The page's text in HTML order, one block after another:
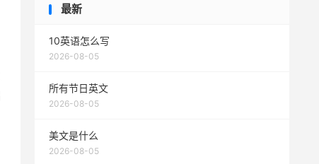
最新
10英语怎么写
2026-08-05
所有节日英文
2026-08-05
美文是什么
2026-08-05